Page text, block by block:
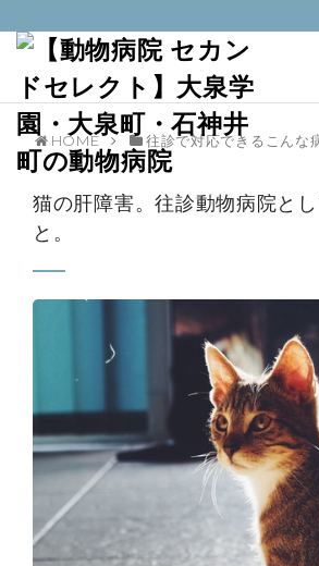
HOME 往診で対応できるこんな
猫の肝障害。往診動物病院と
と。